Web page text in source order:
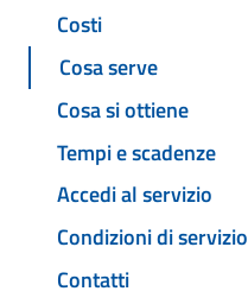
Costi
Cosa serve
Cosa si ottiene
Tempi e scadenze
Accedi al servizio
Condizioni di servizio
Contatti